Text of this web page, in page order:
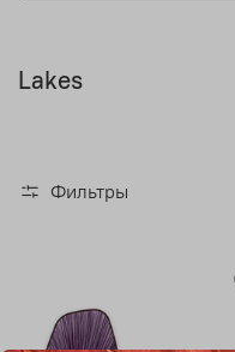
Lakes
Фильтры